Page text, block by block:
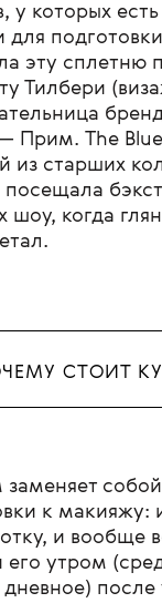
у которых
для
эту сплетню
Тилбери
Прим. The
из старших
посещала
шоу, когда
СТОИТ
заменяет
к макияжу:
и вообще
его утром
после